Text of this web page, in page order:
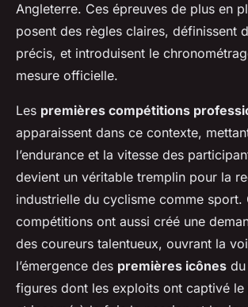
Angleterre. Ces épreuves de plus en
posent des règles claires, définissent
précis, et introduisent le
mesure officielle.
Les premières compétitions
apparaissent dans ce contexte,
l’endurance et la vitesse des
devient un véritable tremplin pour la
industrielle du cyclisme comme sport.
compétitions ont aussi créé une
des coureurs talentueux, ouvrant la
l’émergence des premières icônes
figures dont les exploits ont captivé le